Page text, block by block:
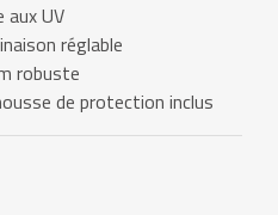
UV
réglable
robuste
de protection inclus